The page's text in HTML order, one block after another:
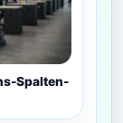
Spalten-